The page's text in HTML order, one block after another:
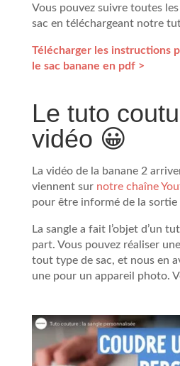
Vous pouvez suivre toutes
sac en téléchargeant notre
Télécharger les instructions
le sac banane en pdf >
Le tuto
vidéo 😀
La vidéo de la banane 2
viennent sur notre chaîne
pour être informé de la sortie
La sangle a fait l’objet d’un
part. Vous pouvez réaliser
tout type de sac, et nous en
une pour un appareil photo.